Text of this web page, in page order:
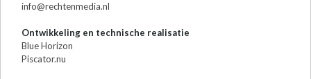
info@rechtenmedia.nl
Ontwikkeling en technische realisatie
Blue Horizon
Piscator.nu